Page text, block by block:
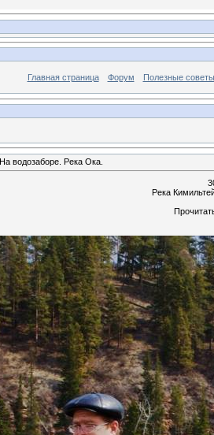
Главная страница Форум Полезные советы
водозаборе. Река Ока.
Река